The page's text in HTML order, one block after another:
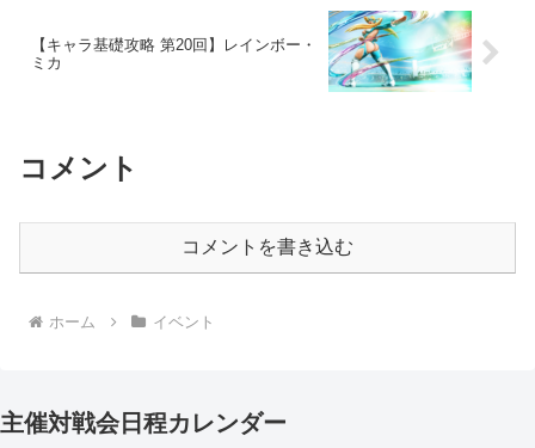
【キャラ基礎攻略 第20回】レインボー・
ミカ
コメント
コメントを書き込む
ホーム イベント
主催対戦会日程カレンダー